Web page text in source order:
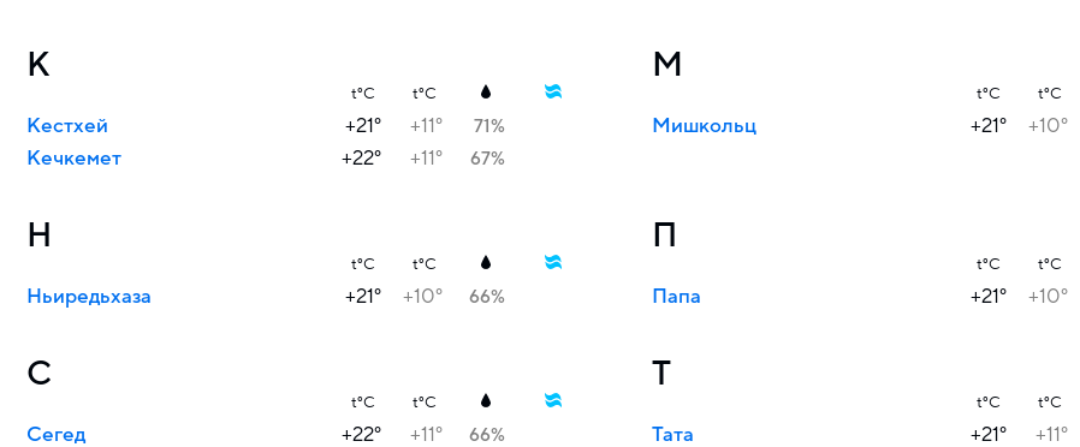
К
t°C t°C
Кестхей +21° +11° 71%
Кечкемет +22° +11° 67%
М
t°C t°C
Мишкольц +21° +10°
Н
t°C t°C
Ньиредьхаза +21° +10° 66%
П
t°C t°C
Папа +21° +10°
С
t°C t°C
Сегед +22° +11° 66%
Т
t°C t°C
Тата +21° +11°